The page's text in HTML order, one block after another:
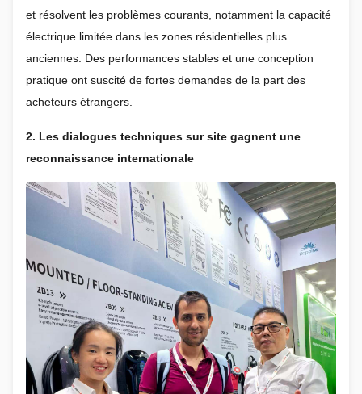
et résolvent les problèmes courants, notamment la capacité
électrique limitée dans les zones résidentielles plus
anciennes. Des performances stables et une conception
pratique ont suscité de fortes demandes de la part des
acheteurs étrangers.
2. Les dialogues techniques sur site gagnent une
reconnaissance internationale